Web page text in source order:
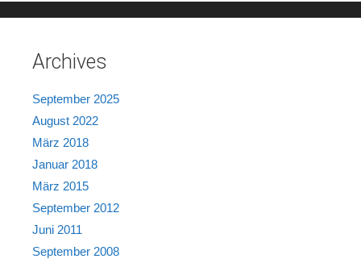
Archives
September 2025
August 2022
März 2018
Januar 2018
März 2015
September 2012
Juni 2011
September 2008